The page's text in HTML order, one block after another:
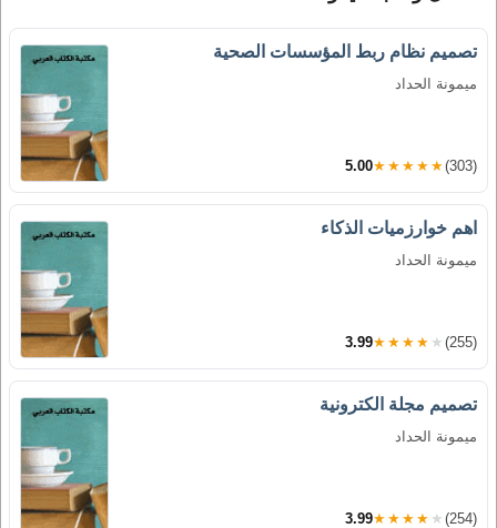
تصميم نظام ربط المؤسسات الصحية
ميمونة الحداد
5.00★★★★★(303)
اهم خوارزميات الذكاء
ميمونة الحداد
3.99★★★★★ (255)
تصميم مجلة الكترونية
ميمونة الحداد
3.99★★★★★ (254)